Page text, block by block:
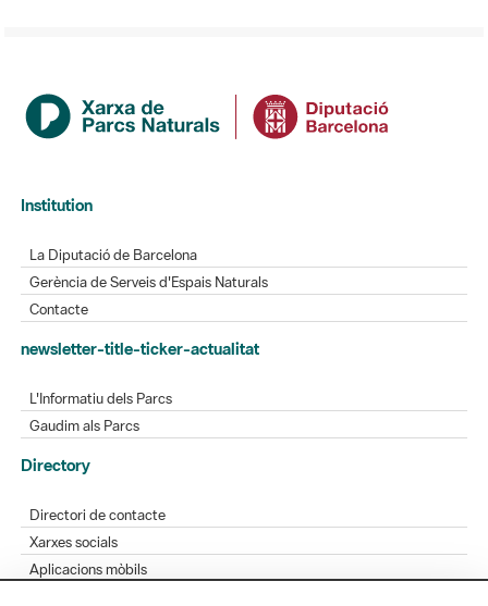
La Diputació de Barcelona
Contacte
newsletter-title-ticker-actualitat
L'Informatiu dels Parcs
Directory
Directori de contacte
Aplicacions mòbils
Bústia de suggeriments
Opineu sobre els parcs